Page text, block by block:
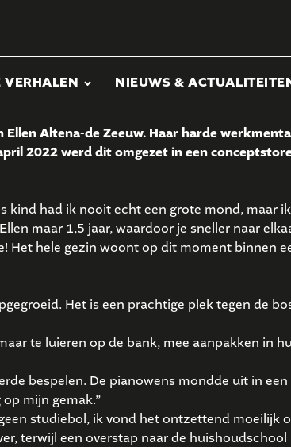
VERHALEN NIEUWS &
Altena-de Zeeuw. Haar harde
2022 werd dit omgezet in een
kind had ik nooit echt een grote mond, maar
maar 1,5 jaar, waardoor je sneller naar
Het hele gezin woont op dit moment binnen
Het is een prachtige plek tegen de
te luieren op de bank, mee aanpakken in
bespelen. De pianowens mondde uit in
mijn gemak.”
studiebol, ik vond het ontzettend moeilijk
terwijl een overstap naar de